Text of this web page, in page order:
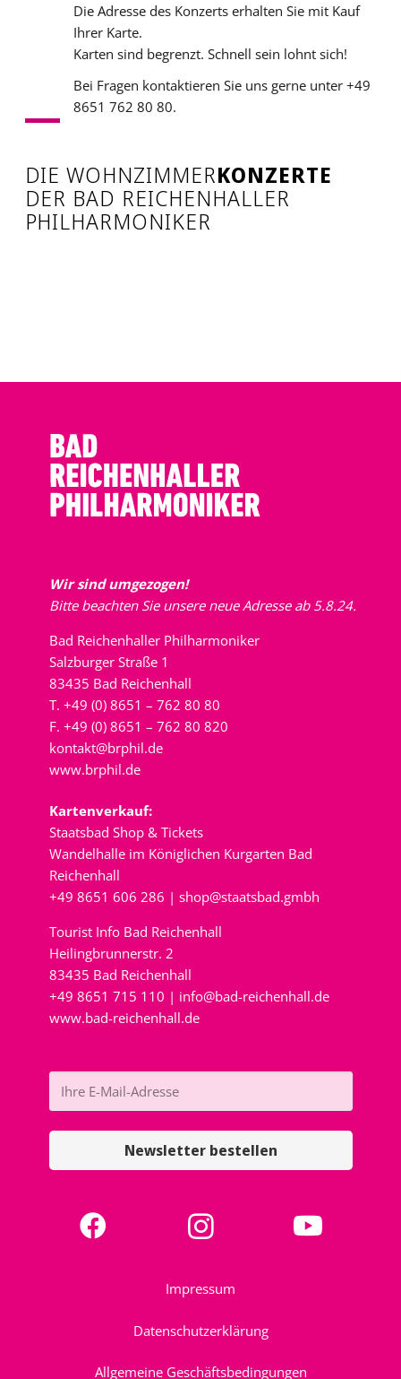
Die Adresse des Konzerts erhalten Sie mit Kauf
Ihrer Karte.
Karten sind begrenzt. Schnell sein lohnt sich!
Bei Fragen kontaktieren Sie uns gerne unter +49
8651 762 80 80.
DIE WOHNZIMMERKONZERTE
DER BAD REICHENHALLER
PHILHARMONIKER
Wir sind umgezogen!
Bitte beachten Sie unsere neue Adresse ab 5.8.24.
Bad Reichenhaller Philharmoniker
Salzburger Straße 1
83435 Bad Reichenhall
T. +49 (0) 8651 – 762 80 80
F. +49 (0) 8651 – 762 80 820
kontakt@brphil.de
www.brphil.de
Kartenverkauf:
Staatsbad Shop & Tickets
Wandelhalle im Königlichen Kurgarten Bad
Reichenhall
+49 8651 606 286 | shop@staatsbad.gmbh
Tourist Info Bad Reichenhall
Heilingbrunnerstr. 2
83435 Bad Reichenhall
+49 8651 715 110 | info@bad-reichenhall.de
www.bad-reichenhall.de
Newsletter bestellen
Impressum
Datenschutzerklärung
Allgemeine Geschäftsbedingungen